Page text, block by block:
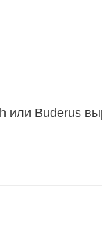
или Buderus